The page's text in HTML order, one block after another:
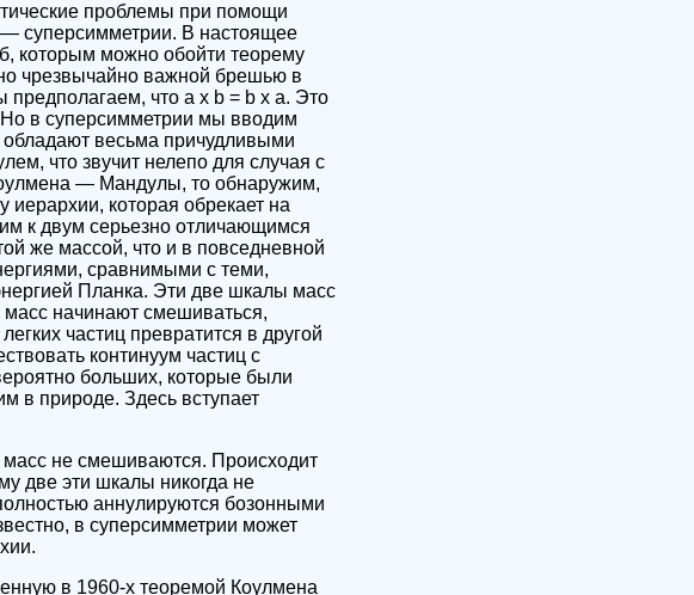
проблемы при помощи
суперсимметрии. В настоящее
которым можно обойти теорему
чрезвычайно важной брешью в
что а х b = b х а. Это
в суперсимметрии мы вводим
обладают весьма причудливыми
что звучит нелепо для случая с
— Мандулы, то обнаружим,
которая обрекает на
к двум серьезно отличающимся
же массой, что и в повседневной
сравнимыми с теми,
Планка. Эти две шкалы масс
масс начинают смешиваться,
частиц превратится в другой
континуум частиц с
больших, которые были
в природе. Здесь вступает
не смешиваются. Происходит
две эти шкалы никогда не
аннулируются бозонными
в суперсимметрии может
в 1960-х теоремой Коулмена